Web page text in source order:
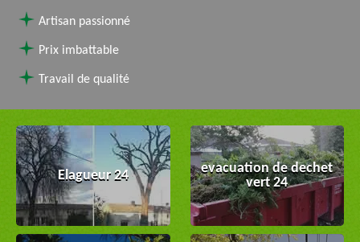
Artisan passionné
Prix imbattable
Travail de qualité
Elagueur 24
evacuation de dechet
vert 24